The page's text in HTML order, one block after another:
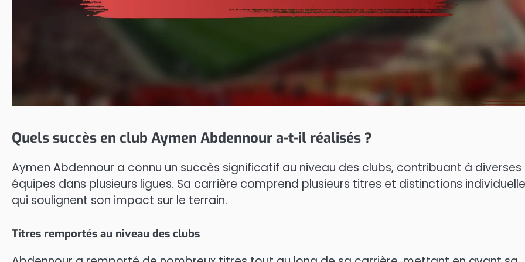
Quels succès en club Aymen Abdennour a-t-il réalisés ?
Aymen Abdennour a connu un succès significatif au niveau des clubs, contribuant à diverses
équipes dans plusieurs ligues. Sa carrière comprend plusieurs titres et distinctions
qui soulignent son impact sur le terrain.
Titres remportés au niveau des clubs